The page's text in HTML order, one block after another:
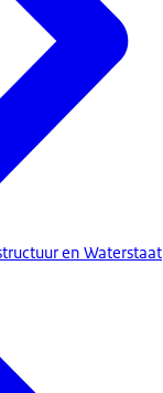
en Waterstaat